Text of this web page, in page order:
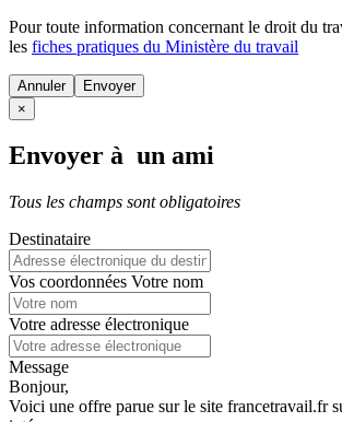
Pour toute information concernant le droit du
les fiches pratiques du Ministère du travail
Annuler
×
Envoyer à un ami
Tous les champs sont obligatoires
Destinataire
Vos coordonnées Votre nom
Votre adresse électronique
Message
Bonjour,
Voici une offre parue sur le site francetravail.fr